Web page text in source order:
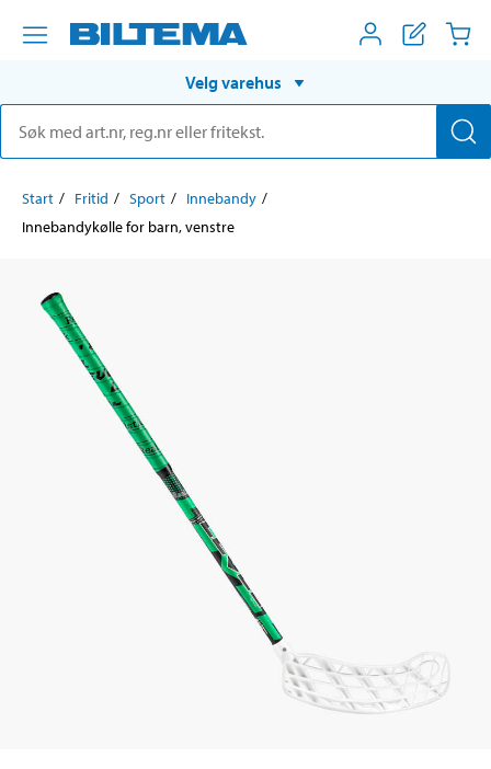
Velg varehus
Start Fritid Sport
Innebandy
Innebandykølle for barn, venstre